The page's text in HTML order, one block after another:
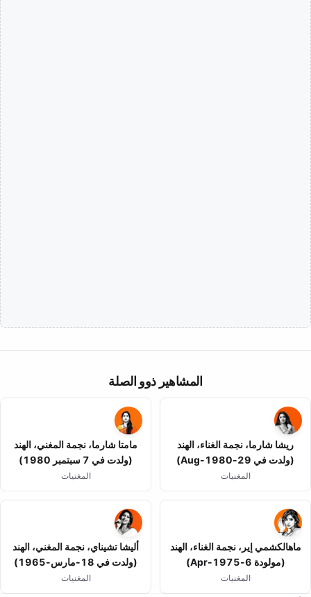
المشاهير ذوو الصلة
ريشا شارما، نجمة الغناء، الهند
(ولدت في 29-Aug-1980)
المغنيات
مامتا شارما، نجمة المغني، الهند
(ولدت في 7 سبتمبر 1980)
المغنيات
ماهالكشمي إير، نجمة الغناء، الهند
(مولودة 6-Apr-1975)
المغنيات
أليشا تشيناي، نجمة المغني، الهند
(ولدت في 18-مارس-1965)
المغنيات